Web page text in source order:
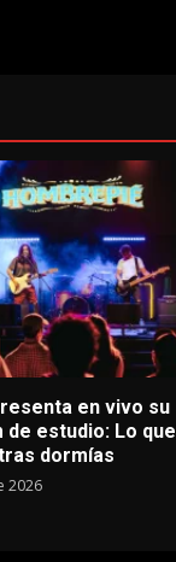
en vivo su
de estudio: Lo que
dormías
2026